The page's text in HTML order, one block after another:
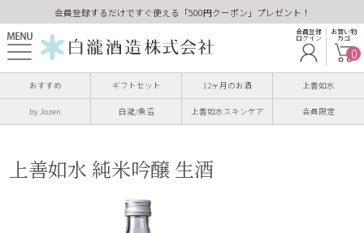
会員登録するだけですぐ使える「500円クーポン」プレゼント！
会員登録
ログイン
お買い物
カゴ
0
おすすめ ギフトセット 12ヶ月のお酒 上善如水
by Jozen 白瀧/魚沼 上善如水スキンケア 会員限定
上善如水 純米吟醸 生酒